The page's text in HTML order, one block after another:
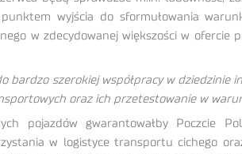
wyjścia do sformułowania
w zdecydowanej większości w
bardzo szerokiej współpracy w
oraz ich przetestowanie w
pojazdów gwarantowałby Poczcie
w logistyce transportu cichego